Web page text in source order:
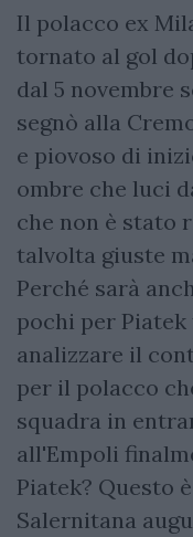
Il polacco ex
tornato al gol
dal 5 novembre
segnò alla
e piovoso di
ombre che luci
che non è stato
talvolta giuste
Perché sarà
pochi per Piatek
analizzare il
per il polacco
squadra in
all'Empoli
Piatek? Questo
Salernitana